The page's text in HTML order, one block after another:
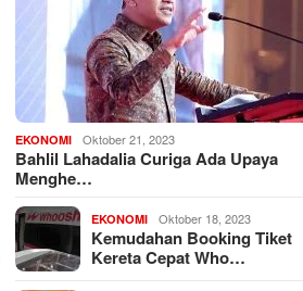
EKONOMI Oktober 21, 2023
Bahlil Lahadalia Curiga Ada Upaya
Menghe…
EKONOMI Oktober 18, 2023
Kemudahan Booking Tiket
Kereta Cepat Who…